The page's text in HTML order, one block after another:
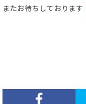
またお待ちしております